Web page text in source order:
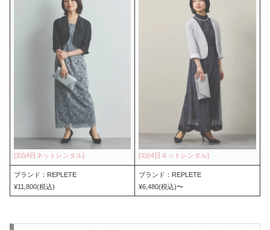
ブランド：REPLETE
¥11,800(税込)
ブランド：REPLETE
¥6,480(税込)〜